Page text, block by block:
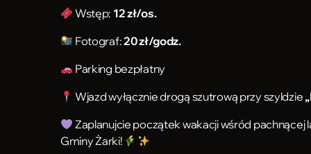
Wstęp: 12 zł/os.
Fotograf:20 zł/godz.
Parking bezpłatny
Wjazd wyłącznie drogą szutrową przy szyldzie
Zaplanujcie początek wakacji wśród
Gminy Żarki!